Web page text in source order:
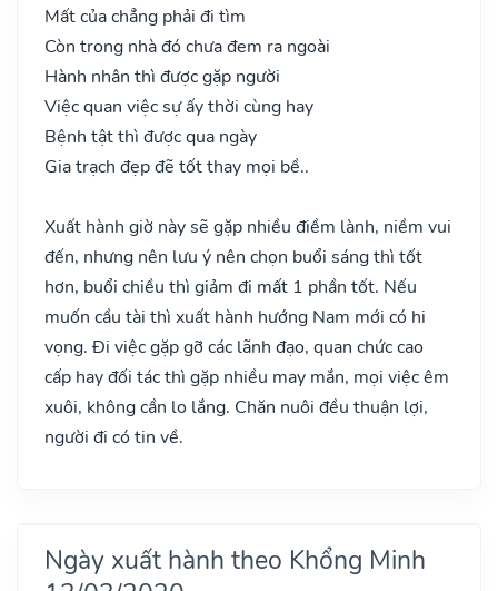
Mất của chẳng phải đi tìm
Còn trong nhà đó chưa đem ra ngoài
Hành nhân thì được gặp người
Việc quan việc sự ấy thời cùng hay
Bệnh tật thì được qua ngày
Gia trạch đẹp đẽ tốt thay mọi bề..
Xuất hành giờ này sẽ gặp nhiều điềm lành, niềm vui
đến, nhưng nên lưu ý nên chọn buổi sáng thì tốt
hơn, buổi chiều thì giảm đi mất 1 phần tốt. Nếu
muốn cầu tài thì xuất hành hướng Nam mới có hi
vọng. Đi việc gặp gỡ các lãnh đạo, quan chức cao
cấp hay đối tác thì gặp nhiều may mắn, mọi việc êm
xuôi, không cần lo lắng. Chăn nuôi đều thuận lợi,
người đi có tin về.
Ngày xuất hành theo Khổng Minh